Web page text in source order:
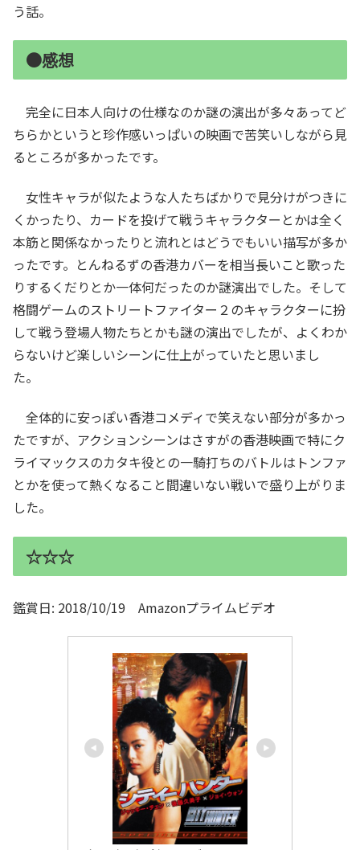
う話。
●感想
完全に日本人向けの仕様なのか謎の演出が多々あってど
ちらかというと珍作感いっぱいの映画で苦笑いしながら見
るところが多かったです。
女性キャラが似たような人たちばかりで見分けがつきに
くかったり、カードを投げて戦うキャラクターとかは全く
本筋と関係なかったりと流れとはどうでもいい描写が多か
ったです。とんねるずの香港カバーを相当長いこと歌った
りするくだりとか一体何だったのか謎演出でした。そして
格闘ゲームのストリートファイター２のキャラクターに扮
して戦う登場人物たちとかも謎の演出でしたが、よくわか
らないけど楽しいシーンに仕上がっていたと思いまし
た。
全体的に安っぽい香港コメディで笑えない部分が多かっ
たですが、アクションシーンはさすがの香港映画で特にク
ライマックスのカタキ役との一騎打ちのバトルはトンファ
とかを使って熱くなること間違いない戦いで盛り上がりま
した。
☆☆☆
鑑賞日: 2018/10/19 Amazonプライムビデオ